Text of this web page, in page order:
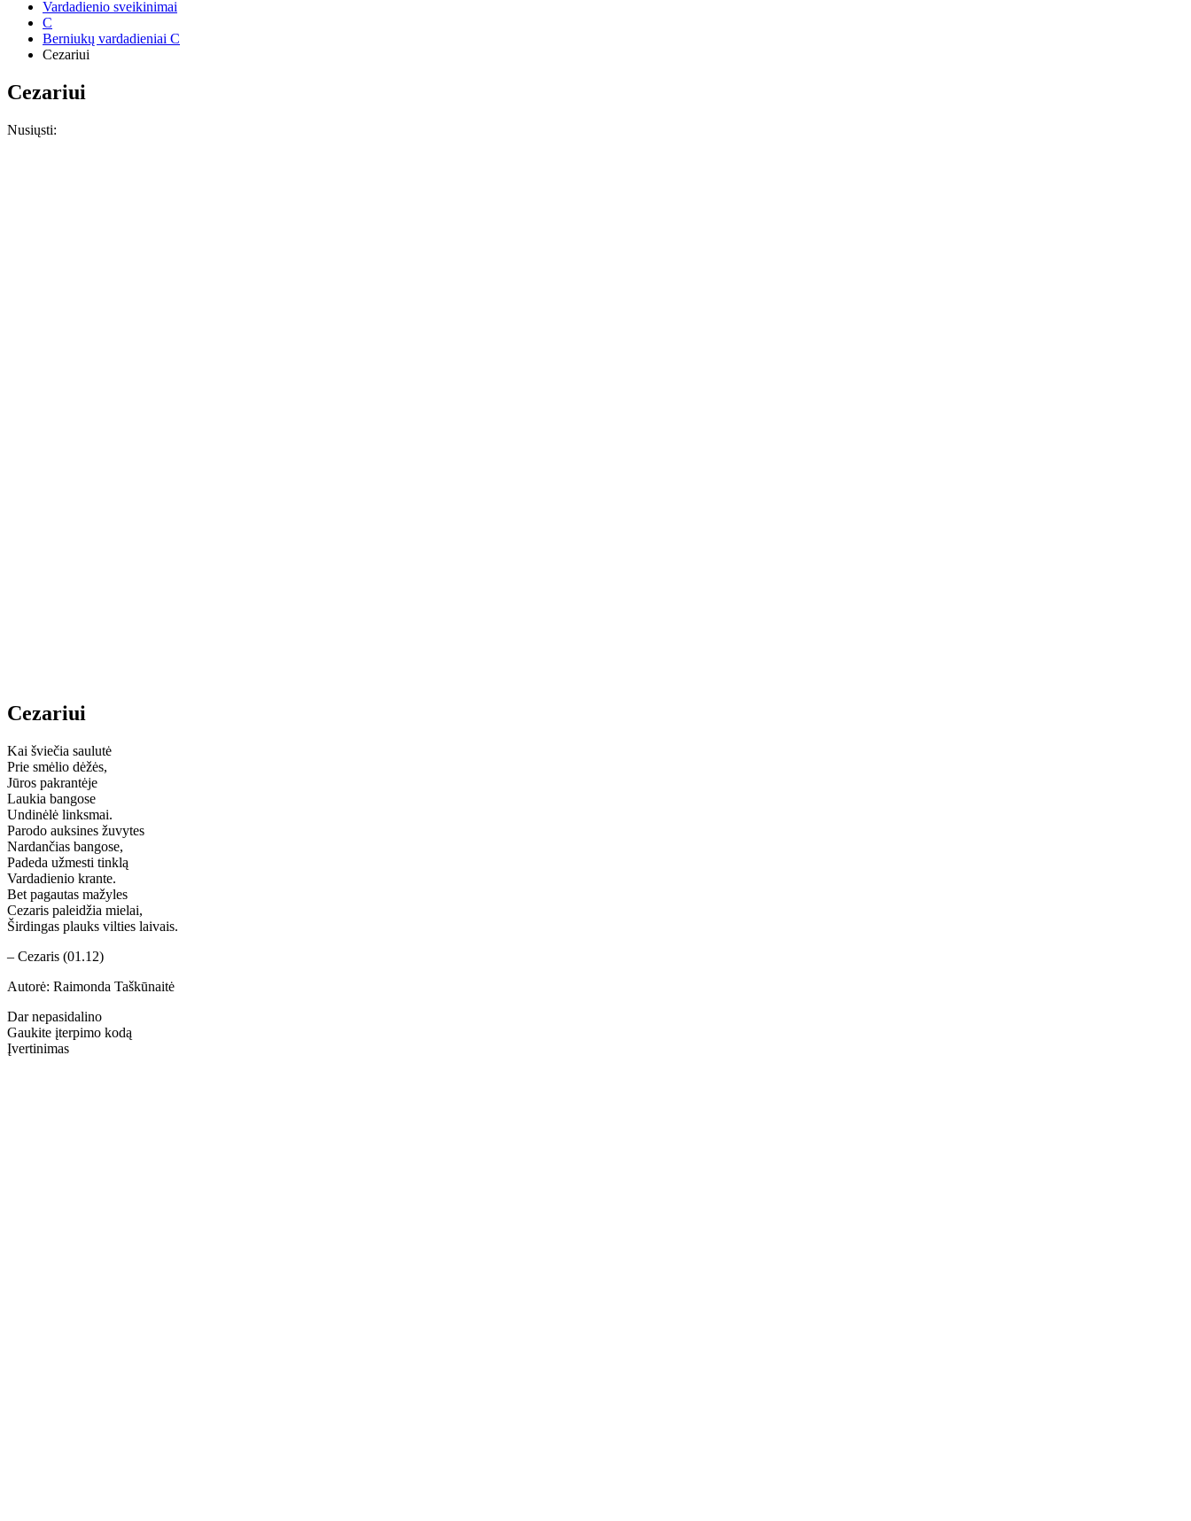
Vardadienio sveikinimai
C
Berniukų vardadieniai C
Cezariui
Cezariui
Nusiųsti:
Cezariui
Kai šviečia saulutė
Prie smėlio dėžės,
Jūros pakrantėje
Laukia bangose
Undinėlė linksmai.
Parodo auksines žuvytes
Nardančias bangose,
Padeda užmesti tinklą
Vardadienio krante.
Bet pagautas mažyles
Cezaris paleidžia mielai,
Širdingas plauks vilties laivais.
– Cezaris (01.12)
Autorė: Raimonda Taškūnaitė
Dar nepasidalino
Gaukite įterpimo kodą
Įvertinimas